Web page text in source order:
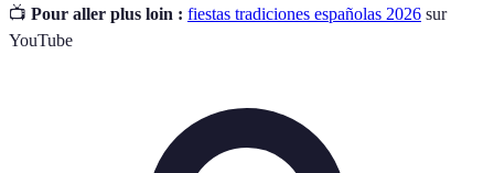
📺 Pour aller plus loin : fiestas tradiciones españolas 2026 sur
YouTube